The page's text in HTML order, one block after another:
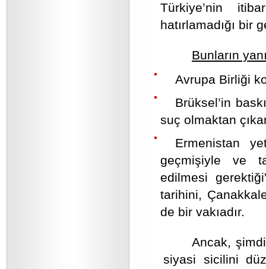
Türkiye’nin
hatırlamadığı bir
Bunların
Avrupa Birliği
Brüksel’in
suç olmaktan
Ermenistan
geçmişiyle ve
edilmesi
tarihini,
de bir vakıadır.
Ancak,
siyasi sicilini